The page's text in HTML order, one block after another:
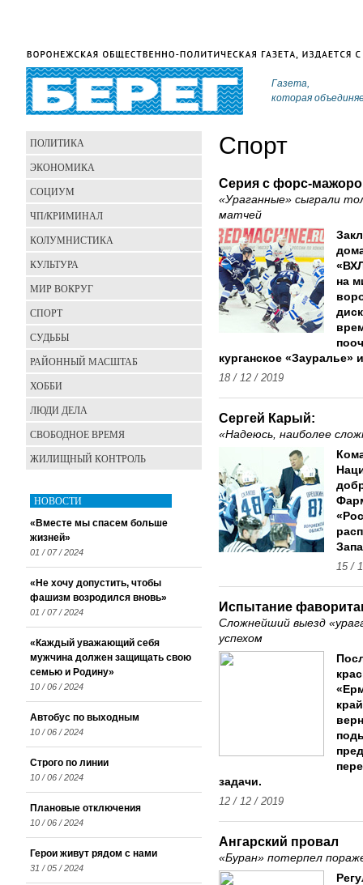
Газета,
которая
Спорт
Серия с форс-
«Ураганные» сыграли
матчей
на
курганское «Зауралье»
18 / 12 / 2019
Сергей Карый:
«Надеюсь, наиболее
15 /
Испытание
Сложнейший выезд
успехом
задачи.
12 / 12 / 2019
Ангарский провал
«Буран» потерпел
ПОЛИТИКА
ЭКОНОМИКА
СОЦИУМ
ЧП/КРИМИНАЛ
КОЛУМНИСТИКА
КУЛЬТУРА
МИР ВОКРУГ
СПОРТ
СУДЬБЫ
РАЙОННЫЙ МАСШТАБ
ХОББИ
ЛЮДИ ДЕЛА
СВОБОДНОЕ ВРЕМЯ
ЖИЛИЩНЫЙ КОНТРОЛЬ
НОВОСТИ
«Вместе мы спасем больше
жизней»
01 / 07 / 2024
«Не хочу допустить, чтобы
фашизм возродился вновь»
01 / 07 / 2024
«Каждый уважающий себя
мужчина должен защищать свою
семью и Родину»
10 / 06 / 2024
Автобус по выходным
10 / 06 / 2024
Строго по линии
10 / 06 / 2024
Плановые отключения
10 / 06 / 2024
Герои живут рядом с нами
31 / 05 / 2024